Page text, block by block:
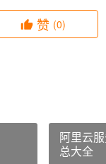
赞 (0)
阿里云
总大全